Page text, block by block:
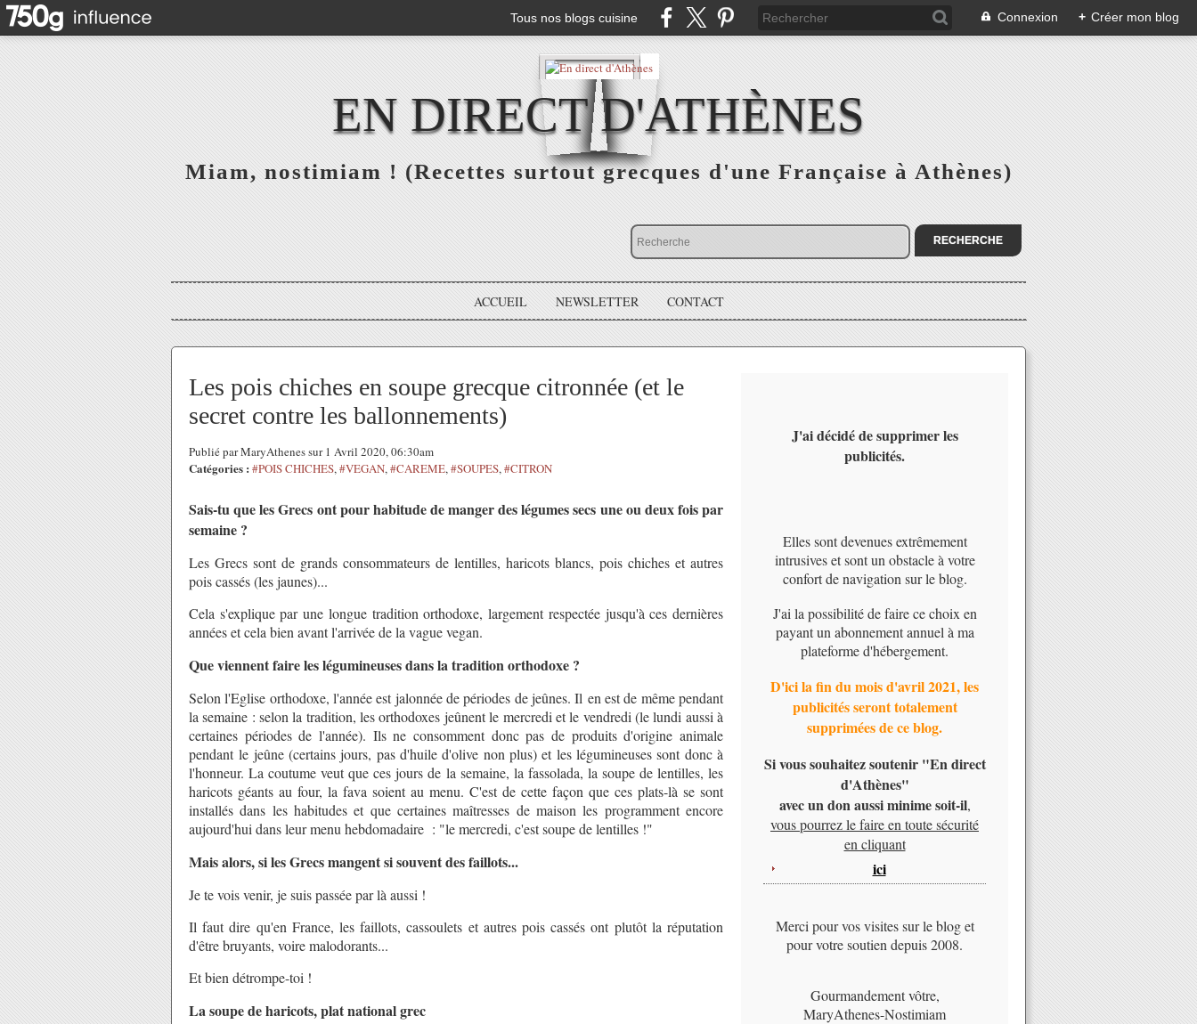
Tous nos blogs cuisine Connexion + Créer mon blog
EN DIRECT D'ATHÈNES
Miam, nostimiam ! (Recettes surtout grecques d'une Française à Athènes)
ACCUEIL NEWSLETTER CONTACT
Les pois chiches en soupe grecque citronnée (et le
secret contre les ballonnements)
Publié par MaryAthenes sur 1 Avril 2020, 06:30am
Catégories : #POIS CHICHES,#VEGAN,#CAREME,#SOUPES,#CITRON
Sais-tu que les Grecs ont pour habitude de manger des légumes secs une ou deux fois par
semaine ?
Les Grecs sont de grands consommateurs de lentilles, haricots blancs, pois chiches et autres
pois cassés (les jaunes)...
Cela s'explique par une longue tradition orthodoxe, largement respectée jusqu'à ces dernières
années et cela bien avant l'arrivée de la vague vegan.
Que viennent faire les légumineuses dans la tradition orthodoxe ?
Selon l'Eglise orthodoxe, l'année est jalonnée de périodes de jeûnes. Il en est de même pendant
la semaine : selon la tradition, les orthodoxes jeûnent le mercredi et le vendredi (le lundi aussi à
certaines périodes de l'année). Ils ne consomment donc pas de produits d'origine animale
pendant le jeûne (certains jours, pas d'huile d'olive non plus) et les légumineuses sont donc à
l'honneur. La coutume veut que ces jours de la semaine, la fassolada, la soupe de lentilles, les
haricots géants au four, la fava soient au menu. C'est de cette façon que ces plats-là se sont
installés dans les habitudes et que certaines maîtresses de maison les programment encore
aujourd'hui dans leur menu hebdomadaire : "le mercredi, c'est soupe de lentilles !"
Mais alors, si les Grecs mangent si souvent des faillots...
Je te vois venir, je suis passée par là aussi !
Il faut dire qu'en France, les faillots, cassoulets et autres pois cassés ont plutôt la réputation
d'être bruyants, voire malodorants...
Et bien détrompe-toi !
La soupe de haricots, plat national grec
J'ai décidé de supprimer les
publicités.
Elles sont devenues extrêmement
intrusives et sont un obstacle à votre
confort de navigation sur le blog.
J'ai la possibilité de faire ce choix en
payant un abonnement annuel à ma
plateforme d'hébergement.
D'ici la fin du mois d'avril 2021, les
publicités seront totalement
supprimées de ce blog.
Si vous souhaitez soutenir "En direct
d'Athènes"
avec un don aussi minime soit-il,
vous pourrez le faire en toute sécurité
en cliquant
ici
Merci pour vos visites sur le blog et
pour votre soutien depuis 2008.
Gourmandement vôtre,
MaryAthenes-Nostimiam